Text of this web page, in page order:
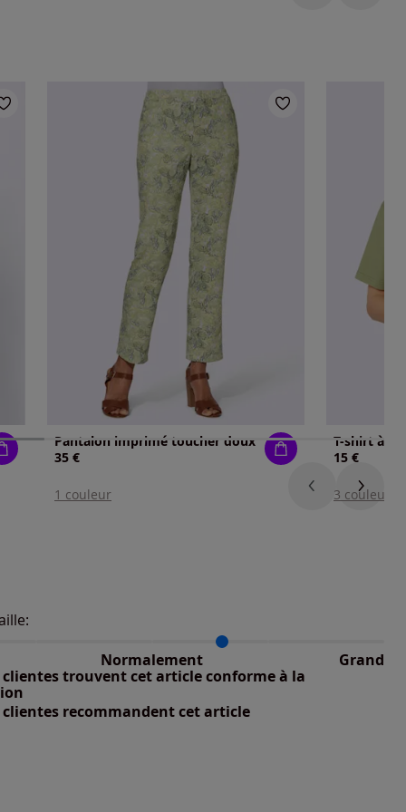
Pantalon imprimé toucher doux
35 €
1 couleur
15 €
3 couleurs
Normalement Grand
taillant selon les avis clients
: 25%
clientes trouvent cet article conforme à la
clientes recommandent cet article